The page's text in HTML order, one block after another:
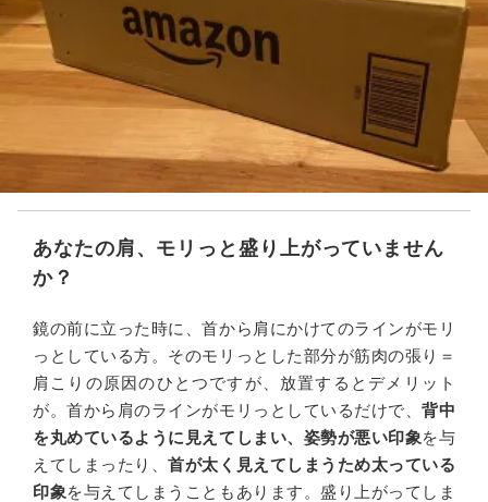
あなたの肩、モリっと盛り上がっていません
か？
鏡の前に立った時に、首から肩にかけてのラインがモリ
っとしている方。そのモリっとした部分が筋肉の張り＝
肩こりの原因のひとつですが、放置するとデメリット
が。首から肩のラインがモリっとしているだけで、背中
を丸めているように見えてしまい、姿勢が悪い印象を与
えてしまったり、首が太く見えてしまうため太っている
印象を与えてしまうこともあります。盛り上がってしま